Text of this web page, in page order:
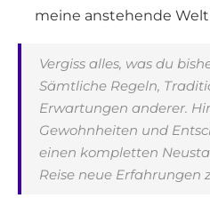
meine anstehende
Vergiss alles, was du
Sämtliche Regeln,
Erwartungen anderer.
Gewohnheiten und
einen kompletten
Reise neue Erfahrungen